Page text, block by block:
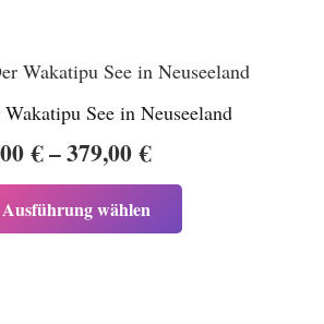
See in Neuseeland
€–379,00€Preisspanne:
85,00 €
Ausführung wählen